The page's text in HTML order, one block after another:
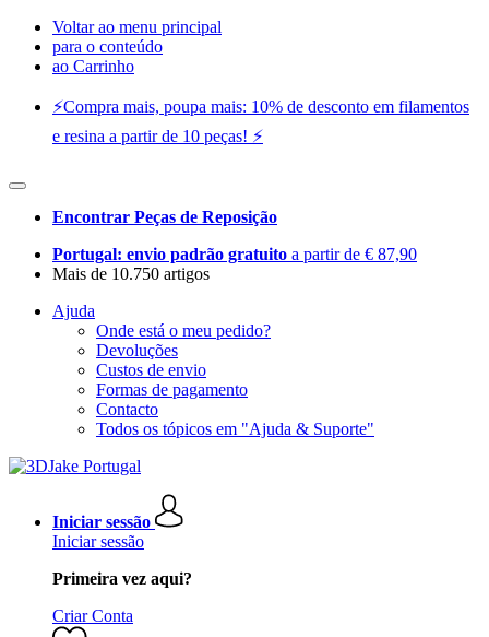
Voltar ao menu principal
para o conteúdo
ao Carrinho
⚡️Compra mais, poupa mais: 10% de desconto em filamentos
e resina a partir de 10 peças! ⚡️
Encontrar Peças de Reposição
Portugal: envio padrão gratuito a partir de € 87,90
Mais de 10.750 artigos
Ajuda
Onde está o meu pedido?
Devoluções
Custos de envio
Formas de pagamento
Contacto
Todos os tópicos em "Ajuda & Suporte"
Iniciar sessão
Iniciar sessão
Primeira vez aqui?
Criar Conta